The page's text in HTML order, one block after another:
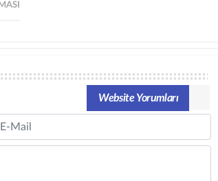
Website Yorumları